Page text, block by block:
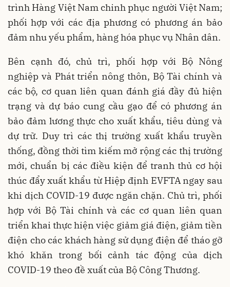
trình Hàng Việt Nam chinh phục người Việt Nam;
phối hợp với các địa phương có phương án bảo
đảm nhu yếu phẩm, hàng hóa phục vụ Nhân dân.
Bên cạnh đó, chủ trì, phối hợp với Bộ Nông
nghiệp và Phát triển nông thôn, Bộ Tài chính và
các bộ, cơ quan liên quan đánh giá đầy đủ hiện
trạng và dự báo cung cầu gạo để có phương án
bảo đảm lương thực cho xuất khẩu, tiêu dùng và
dự trữ. Duy trì các thị trường xuất khẩu truyền
thống, đồng thời tìm kiếm mở rộng các thị trường
mới, chuẩn bị các điều kiện để tranh thủ cơ hội
thúc đẩy xuất khẩu từ Hiệp định EVFTA ngay sau
khi dịch COVID-19 được ngăn chặn. Chủ trì, phối
hợp với Bộ Tài chính và các cơ quan liên quan
triển khai thực hiện việc giảm giá điện, giảm tiền
điện cho các khách hàng sử dụng điện để tháo gỡ
khó khăn trong bối cảnh tác động của dịch
COVID-19 theo đề xuất của Bộ Công Thương.